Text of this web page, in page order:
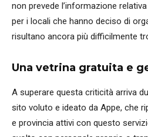
non prevede l’informazione
per i locali che hanno deciso di
risultano ancora più difficilmente
Una vetrina gratuita e
A superare questa criticità arriva
sito voluto e ideato da Appe, che
e provincia attivi con questo